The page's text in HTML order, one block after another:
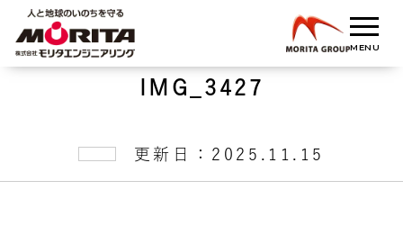
IMG_3427
更新日：2025.11.15